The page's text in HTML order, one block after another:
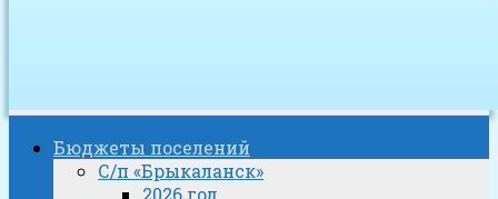
Бюджеты поселений
С/п «Брыкаланск»